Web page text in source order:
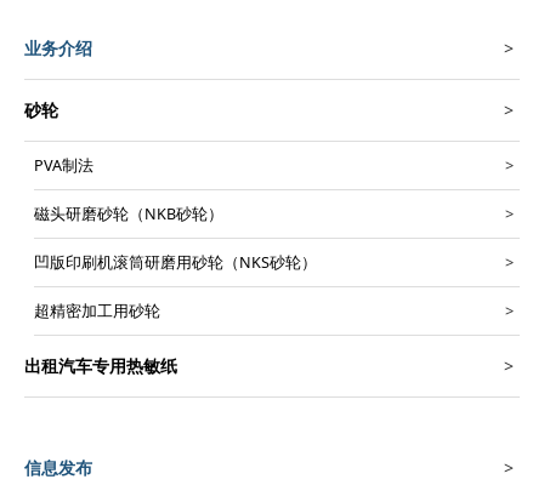
业务介绍
砂轮
PVA制法
磁头研磨砂轮（NKB砂轮）
凹版印刷机滚筒研磨用砂轮（NKS砂轮）
超精密加工用砂轮
出租汽车专用热敏纸
信息发布